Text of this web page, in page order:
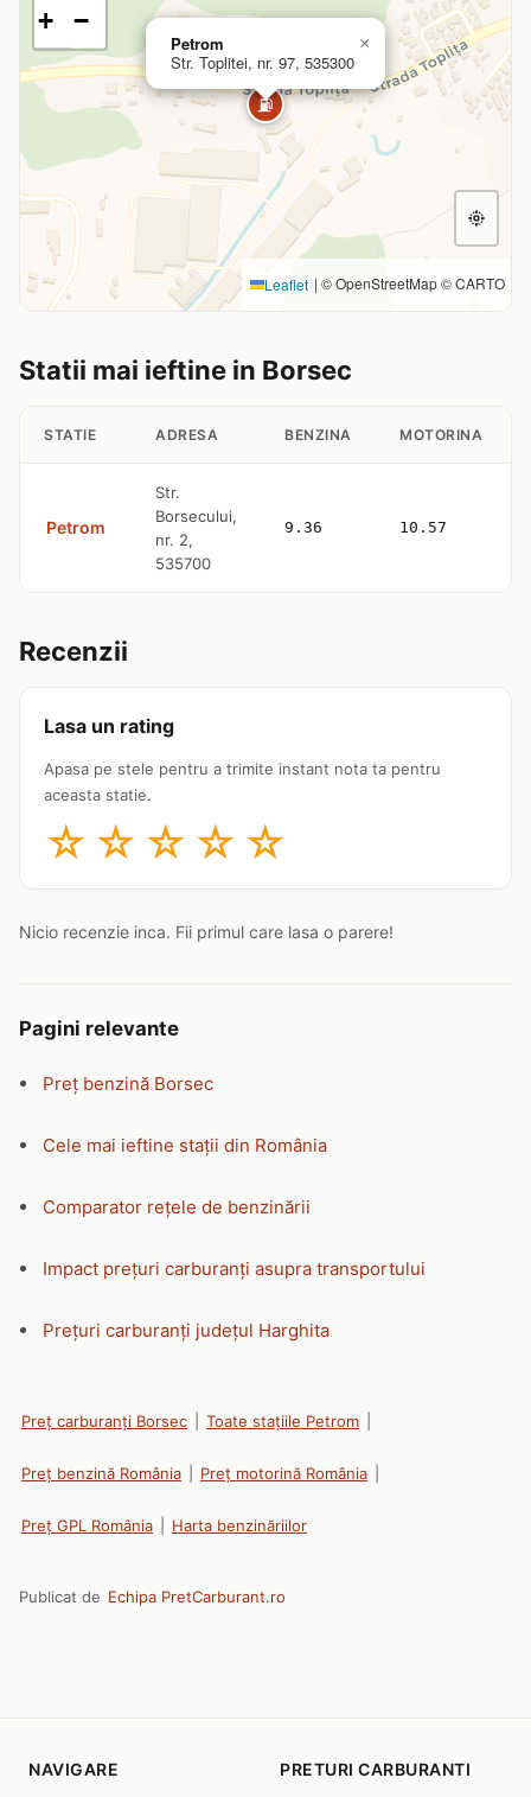
⛽
Petrom
Str. Toplitei, nr. 97, 535300
×
+ −
Leaflet | © OpenStreetMap © CARTO
Statii mai ieftine in Borsec
STATIE ADRESA BENZINA MOTORINA
Petrom
Str.
Borsecului,
nr. 2,
535700
9.36 10.57
Recenzii
Lasa un rating
Apasa pe stele pentru a trimite instant nota ta pentru
aceasta statie.
☆ ☆ ☆ ☆ ☆
Nicio recenzie inca. Fii primul care lasa o parere!
Pagini relevante
Preț benzină Borsec
Cele mai ieftine stații din România
Comparator rețele de benzinării
Impact prețuri carburanți asupra transportului
Prețuri carburanți județul Harghita
Preț carburanți Borsec Toate stațiile Petrom
Preț benzină România Preț motorină România
Preț GPL România Harta benzinăriilor
Publicat de Echipa PretCarburant.ro
NAVIGARE PRETURI CARBURANTI